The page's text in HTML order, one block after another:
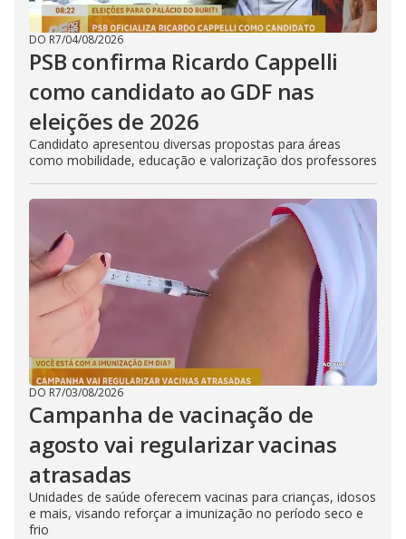
DO R7/04/08/2026
PSB confirma Ricardo Cappelli
como candidato ao GDF nas
eleições de 2026
Candidato apresentou diversas propostas para áreas
como mobilidade, educação e valorização dos professores
DO R7/03/08/2026
Campanha de vacinação de
agosto vai regularizar vacinas
atrasadas
Unidades de saúde oferecem vacinas para crianças, idosos
e mais, visando reforçar a imunização no período seco e
frio